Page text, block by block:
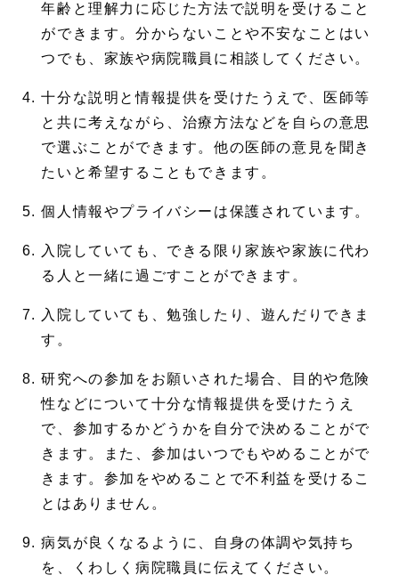
年齢と理解力に応じた方法で説明を受けること
ができます。分からないことや不安なことはい
つでも、家族や病院職員に相談してください。
十分な説明と情報提供を受けたうえで、医師等
と共に考えながら、治療方法などを自らの意思
で選ぶことができます。他の医師の意見を聞き
たいと希望することもできます。
個人情報やプライバシーは保護されています。
入院していても、できる限り家族や家族に代わ
る人と一緒に過ごすことができます。
入院していても、勉強したり、遊んだりできま
す。
研究への参加をお願いされた場合、目的や危険
性などについて十分な情報提供を受けたうえ
で、参加するかどうかを自分で決めることがで
きます。また、参加はいつでもやめることがで
きます。参加をやめることで不利益を受けるこ
とはありません。
病気が良くなるように、自身の体調や気持ち
を、くわしく病院職員に伝えてください。